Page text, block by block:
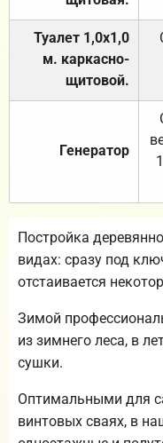
Туалет 1,0х1,0
м. каркасно-
щитовой.
Генератор
Постройка
видах: сразу под
отстаивается
Зимой
из зимнего леса, в
сушки.
Оптимальными для
винтовых сваях, в